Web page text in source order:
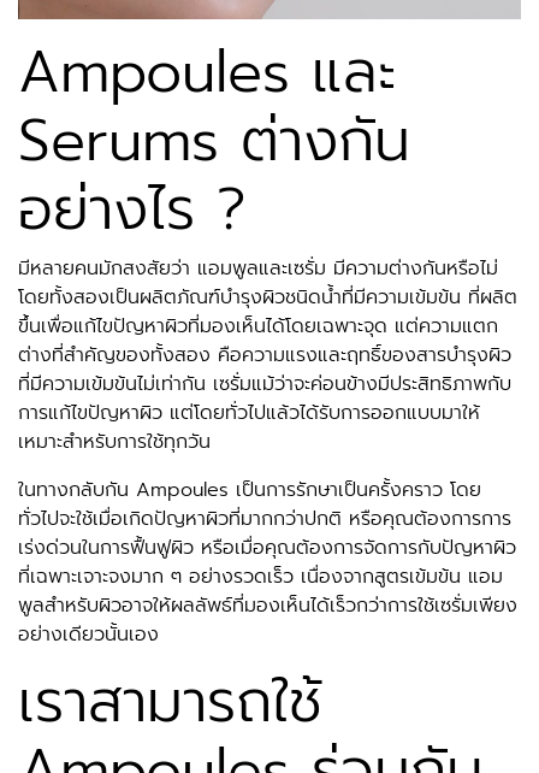
Ampoules และ
Serums ต่างกัน
อย่างไร ?
มีหลายคนมักสงสัยว่า แอมพูลและเซรั่ม มีความต่างกันหรือไม่
โดยทั้งสองเป็นผลิตภัณฑ์บำรุงผิวชนิดน้ำที่มีความเข้มข้น ที่ผลิต
ขึ้นเพื่อแก้ไขปัญหาผิวที่มองเห็นได้โดยเฉพาะจุด แต่ความแตก
ต่างที่สำคัญของทั้งสอง คือความแรงและฤทธิ์ของสารบำรุงผิว
ที่มีความเข้มข้นไม่เท่ากัน เซรั่มแม้ว่าจะค่อนข้างมีประสิทธิภาพกับ
การแก้ไขปัญหาผิว แต่โดยทั่วไปแล้วได้รับการออกแบบมาให้
เหมาะสำหรับการใช้ทุกวัน
ในทางกลับกัน Ampoules เป็นการรักษาเป็นครั้งคราว โดย
ทั่วไปจะใช้เมื่อเกิดปัญหาผิวที่มากกว่าปกติ หรือคุณต้องการการ
เร่งด่วนในการฟื้นฟูผิว หรือเมื่อคุณต้องการจัดการกับปัญหาผิว
ที่เฉพาะเจาะจงมาก ๆ อย่างรวดเร็ว เนื่องจากสูตรเข้มข้น แอม
พูลสำหรับผิวอาจให้ผลลัพธ์ที่มองเห็นได้เร็วกว่าการใช้เซรั่มเพียง
อย่างเดียวนั้นเอง
เราสามารถใช้